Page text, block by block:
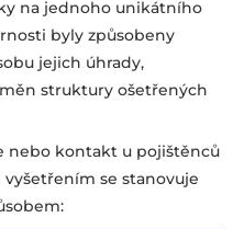
na jednoho unikátního
byly způsobeny
jejich úhrady,
struktury ošetřených
nebo kontakt u pojištěnců
se stanovuje